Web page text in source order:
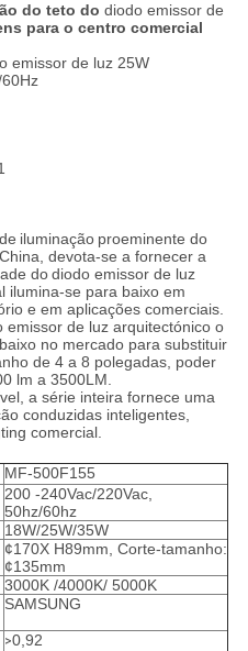
do teto do diodo emissor de
para o centro comercial
emissor de luz 25W
iluminação proeminente do
China, devota-se a fornecer a
dodiodo emissor de luz
ilumina-se para baixo em
e em aplicações comerciais.
de luz arquitectónico o
no mercado para substituir
de 4 a 8 polegadas, poder
lm a 3500LM.
a série inteira fornece uma
conduzidas inteligentes,
comercial.
MF-500F155
200 -240Vac/220Vac,
50hz/60hz
18W/25W/35W
¢170X H89mm, Corte-tamanho:
¢135mm
3000K /4000K/ 5000K
SAMSUNG
>0,92